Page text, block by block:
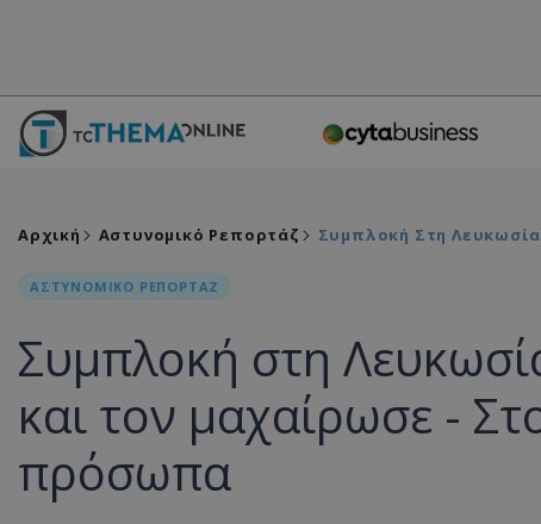
Αρχική Αστυνομικό Ρεπορτάζ Συμπλοκή Στη
ΑΣΤΥΝΟΜΙΚΟ ΡΕΠΟΡΤΑΖ
Συμπλοκή στη
και τον μαχαίρωσε -
πρόσωπα